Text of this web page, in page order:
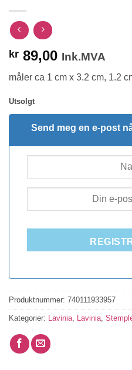
kr 89,00 Ink.MVA
måler ca 1 cm x 3.2 cm, 1.2
Utsolgt
Send meg en e-post
Produktnummer: 740111933957
Kategorier: Lavinia Lavinia